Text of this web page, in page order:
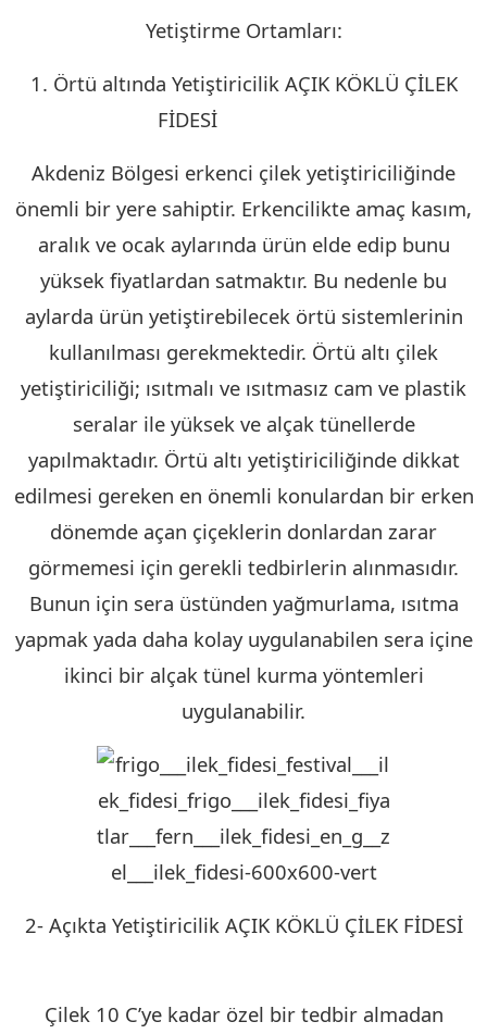
Yetiştirme Ortamları:
1. Örtü altında Yetiştiricilik AÇIK KÖKLÜ ÇİLEK
FİDESİ
Akdeniz Bölgesi erkenci çilek yetiştiriciliğinde
önemli bir yere sahiptir. Erkencilikte amaç kasım,
aralık ve ocak aylarında ürün elde edip bunu
yüksek fiyatlardan satmaktır. Bu nedenle bu
aylarda ürün yetiştirebilecek örtü sistemlerinin
kullanılması gerekmektedir. Örtü altı çilek
yetiştiriciliği; ısıtmalı ve ısıtmasız cam ve plastik
seralar ile yüksek ve alçak tünellerde
yapılmaktadır. Örtü altı yetiştiriciliğinde dikkat
edilmesi gereken en önemli konulardan bir erken
dönemde açan çiçeklerin donlardan zarar
görmemesi için gerekli tedbirlerin alınmasıdır.
Bunun için sera üstünden yağmurlama, ısıtma
yapmak yada daha kolay uygulanabilen sera içine
ikinci bir alçak tünel kurma yöntemleri
uygulanabilir.
2- Açıkta Yetiştiricilik AÇIK KÖKLÜ ÇİLEK FİDESİ
Çilek 10 C’ye kadar özel bir tedbir almadan